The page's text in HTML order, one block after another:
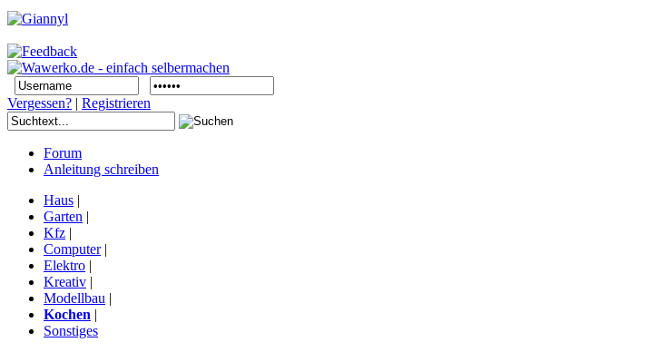
Vergessen? | Registrieren
Forum
Anleitung schreiben
Haus |
Garten |
Kfz |
Computer|
Elektro |
Kreativ |
Modellbau |
Kochen |
Sonstiges